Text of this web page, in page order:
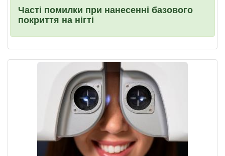
Часті помилки при нанесенні базового
покриття на нігті